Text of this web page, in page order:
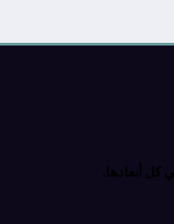
كل أبعادها.